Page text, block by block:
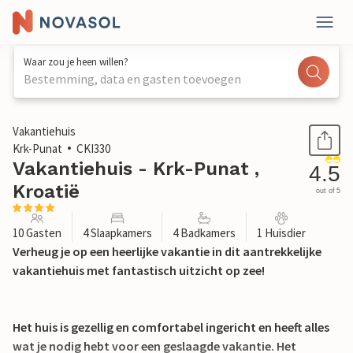
Waar zou je heen willen?
Bestemming, data en gasten toevoegen
1 / 44
Vakantiehuis
Krk-Punat
CKI330
Vakantiehuis - Krk-Punat ,
Kroatië
4.5
out of 5
10 Gasten 4 Slaapkamers 4 Badkamers 1 Huisdier
Verheug je op een heerlijke vakantie in dit aantrekkelijke
vakantiehuis met fantastisch uitzicht op zee!
Het huis is gezellig en comfortabel ingericht en heeft alles
wat je nodig hebt voor een geslaagde vakantie. Het